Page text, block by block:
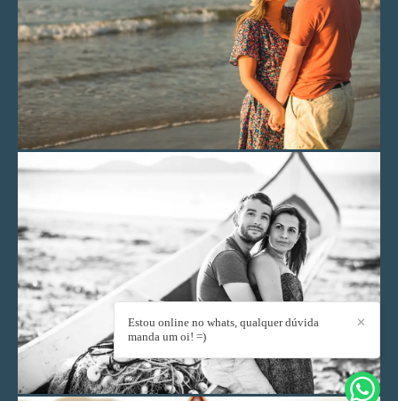
✕
Estou online no whats, qualquer dúvida
manda um oi! =)